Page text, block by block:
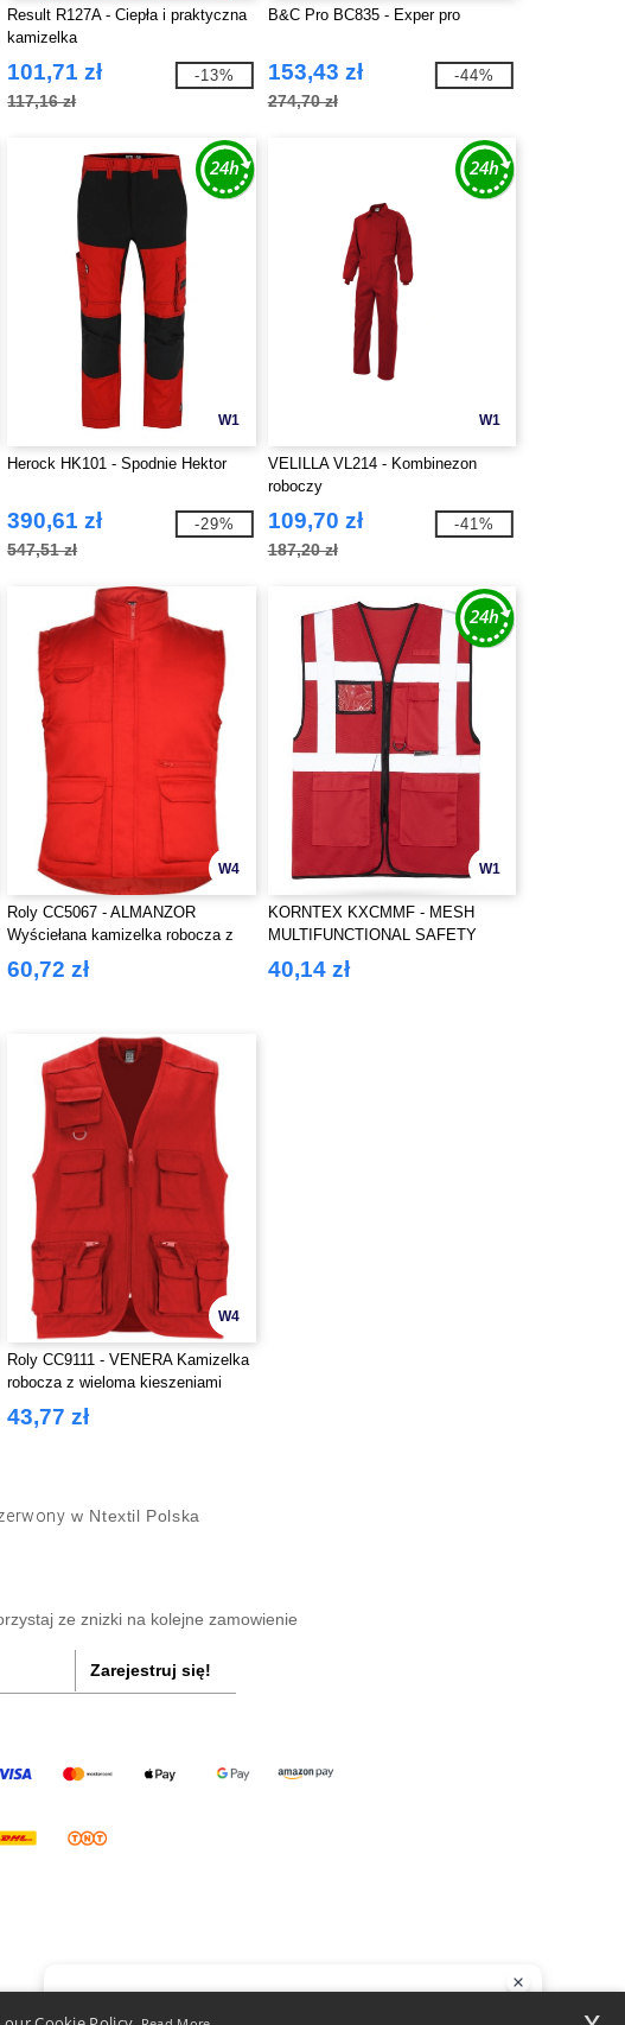
Result R127A - Ciepła i praktyczna
kamizelka
101,71 zł
117,16 zł
-13%
B&C Pro BC835 - Exper pro
153,43 zł
274,70 zł
-44%
W1
Herock HK101 - Spodnie Hektor
390,61 zł
547,51 zł
-29%
W1
VELILLA VL214 - Kombinezon
roboczy
109,70 zł
187,20 zł
-41%
W4
Roly CC5067 - ALMANZOR
Wyściełana kamizelka robocza z
wieloma kieszeniami i
przedłużonym tyłem
60,72 zł
W1
KORNTEX KXCMMF - MESH
MULTIFUNCTIONAL SAFETY
VEST "LARISA"
40,14 zł
W4
Roly CC9111 - VENERA Kamizelka
robocza z wieloma kieszeniami
43,77 zł
w Ntextil Polska
ze znizki na kolejne zamowienie
Zarejestruj się!